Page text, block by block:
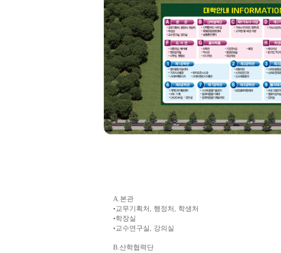
A.본관
•교무기획처 , 행정처 , 학생처
•학장실
•교수연구실 , 강의실
B.산학협력단